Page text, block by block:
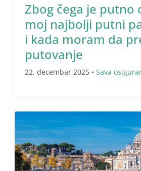
Zbog čega je putno
moj najbolji putni
i kada moram da
putovanje
22. decembar 2025 • Sava